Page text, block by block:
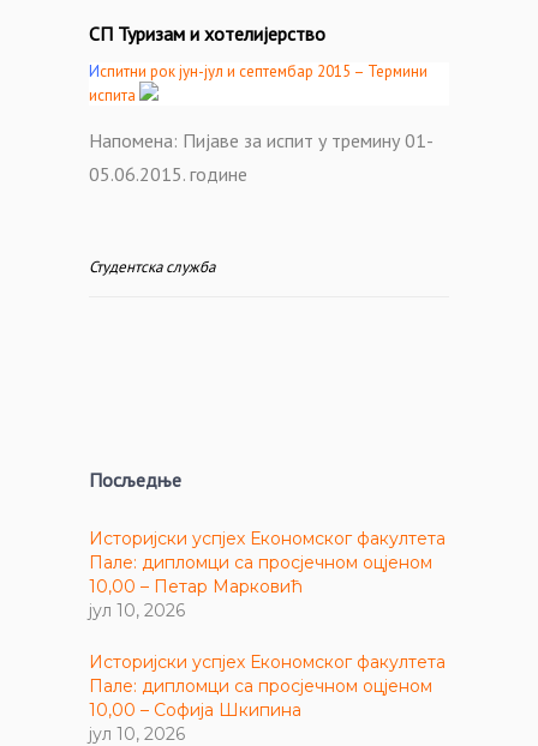
СП Туризам и хотелијерство
Испитни рокјун-јул и септембар 2015 – Термини
испита
Напомена: Пијаве за испит у тремину 01-
05.06.2015. године
Студентска служба
Посљедње
Историјски успјех Економског факултета
Пале: дипломци са просјечном оцјеном
10,00 – Петар Марковић
јул 10, 2026
Историјски успјех Економског факултета
Пале: дипломци са просјечном оцјеном
10,00 – Софија Шкипина
јул 10, 2026